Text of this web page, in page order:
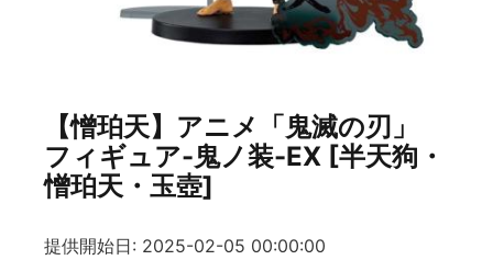
【憎珀天】アニメ「鬼滅の刃」
フィギュア-鬼ノ装-EX [半天狗・
憎珀天・玉壺]
提供開始日: 2025-02-05 00:00:00